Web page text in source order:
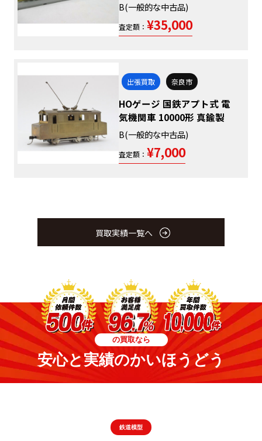
B(一般的な中古品)
査定額： ¥35,000
出張買取 奈良市
HOゲージ 国鉄アプト式 電
気機関車 10000形 真鍮製
B(一般的な中古品)
査定額： ¥7,000
買取実績一覧へ
の買取なら
安心と実績のかいほうどう
鉄道模型